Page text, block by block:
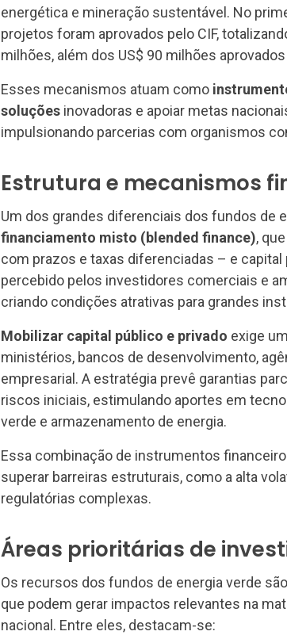
energética e mineração sustentável. No
projetos foram aprovados pelo CIF,
milhões, além dos US$ 90 milhões
Esses mecanismos atuam como
soluções inovadoras e apoiar metas
impulsionando parcerias com organismos
Estrutura e mecanismos
Um dos grandes diferenciais dos fundos de
financiamento misto (blended finance),
com prazos e taxas diferenciadas – e
percebido pelos investidores comerciais e
criando condições atrativas para grandes
Mobilizar capital público e privado exige
ministérios, bancos de desenvolvimento,
empresarial. A estratégia prevê garantias
riscos iniciais, estimulando aportes em
verde e armazenamento de energia.
Essa combinação de instrumentos
superar barreiras estruturais, como a alta
regulatórias complexas.
Áreas prioritárias de
Os recursos dos fundos de energia verde
que podem gerar impactos relevantes na
nacional. Entre eles, destacam-se: